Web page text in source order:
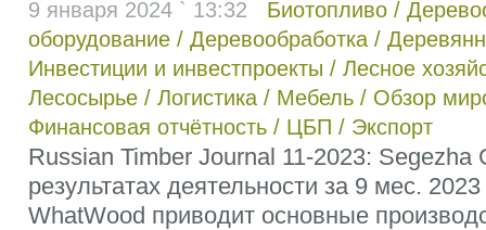
9 января 2024 ` 13:32 Биотопливо /
оборудование / Деревообработка /
Инвестиции и инвестпроекты / Лесное
Лесосырье / Логистика / Мебель / Обзор
Финансовая отчётность / ЦБП / Экспорт
Russian Timber Journal 11-2023: Segezha
результатах деятельности за 9 мес. 2023
WhatWood приводит основные